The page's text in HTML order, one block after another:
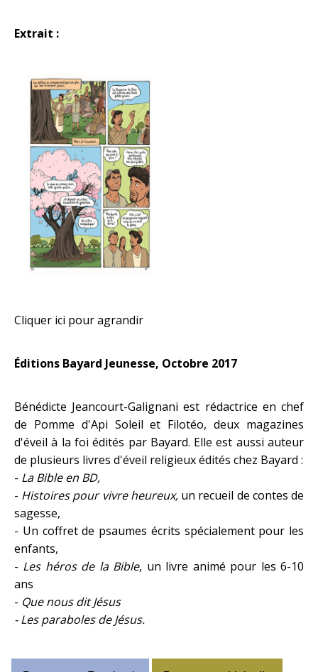
Extrait :
Cliquer ici pour agrandir
Éditions Bayard Jeunesse, Octobre 2017
Bénédicte Jeancourt-Galignani est rédactrice en chef
de Pomme d'Api Soleil et Filotéo, deux magazines
d'éveil à la foi édités par Bayard. Elle est aussi auteur
de plusieurs livres d'éveil religieux édités chez Bayard :
- La Bible en BD,
- Histoires pour vivre heureux,un recueil de contes de
sagesse,
- Un coffret de psaumes écrits spécialement pour les
enfants,
- Les héros de la Bible, un livre animé pour les 6-10
ans
- Que nous dit Jésus
- Les paraboles de Jésus.